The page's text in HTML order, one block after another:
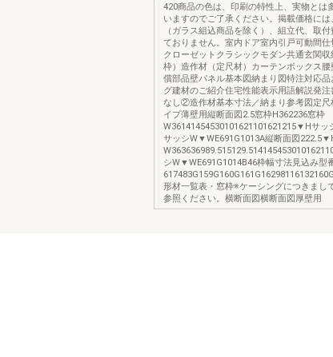
420商品の色は、印刷の特性上、実物とは
いますのでご了承ください。掲載価格に
（ガラス組込商品を除く）、組立代、取
ておりません。室内ドア室内引戸可動間
クローゼットクラシックモダン共通玄関
枠）造作材（定尺材）カーテンボックス
償部品壁パネル基本図納まり図特注対応
グ建材のご紹介住宅性能表示用語解説発
なし②造作材基本寸法／納まり参考図定尺
イプ薄壁用縦断面図2.5窓枠H362236窓枠
W36141454530101621101621215▼Hサッ
サッシW▼WE691G1013A縦断面図
シW▼WE691G1014B46枠幅寸法見込み型
形材一覧表・窓枠※ケーシングにつきま
参照ください。横断面図横断面図厚壁用